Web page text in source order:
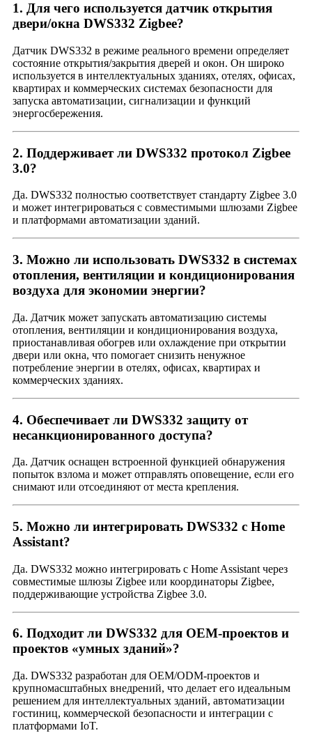
1. Для чего используется датчик открытия
двери/окна DWS332 Zigbee?
Датчик DWS332 в режиме реального времени определяет
состояние открытия/закрытия дверей и окон. Он широко
используется в интеллектуальных зданиях, отелях, офисах,
квартирах и коммерческих системах безопасности для
запуска автоматизации, сигнализации и функций
энергосбережения.
2. Поддерживает ли DWS332 протокол Zigbee
3.0?
Да. DWS332 полностью соответствует стандарту Zigbee 3.0
и может интегрироваться с совместимыми шлюзами Zigbee
и платформами автоматизации зданий.
3. Можно ли использовать DWS332 в системах
отопления, вентиляции и кондиционирования
воздуха для экономии энергии?
Да. Датчик может запускать автоматизацию системы
отопления, вентиляции и кондиционирования воздуха,
приостанавливая обогрев или охлаждение при открытии
двери или окна, что помогает снизить ненужное
потребление энергии в отелях, офисах, квартирах и
коммерческих зданиях.
4. Обеспечивает ли DWS332 защиту от
несанкционированного доступа?
Да. Датчик оснащен встроенной функцией обнаружения
попыток взлома и может отправлять оповещение, если его
снимают или отсоединяют от места крепления.
5. Можно ли интегрировать DWS332 с Home
Assistant?
Да. DWS332 можно интегрировать с Home Assistant через
совместимые шлюзы Zigbee или координаторы Zigbee,
поддерживающие устройства Zigbee 3.0.
6. Подходит ли DWS332 для OEM-проектов и
проектов «умных зданий»?
Да. DWS332 разработан для OEM/ODM-проектов и
крупномасштабных внедрений, что делает его идеальным
решением для интеллектуальных зданий, автоматизации
гостиниц, коммерческой безопасности и интеграции с
платформами IoT.